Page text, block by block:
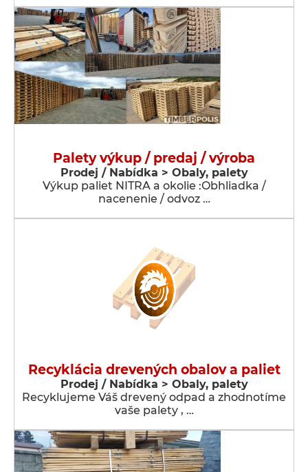
Palety výkup / predaj / výroba
Prodej / Nabídka > Obaly, palety
Výkup paliet NITRA a okolie :Obhliadka /
nacenenie / odvoz …
Recyklácia drevených obalov a paliet
Prodej / Nabídka > Obaly, palety
Recyklujeme Váš drevený odpad a zhodnotíme
vaše palety , …